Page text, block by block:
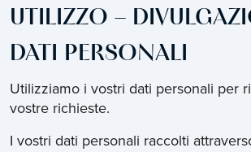
UTILIZZO –
DATI PERSONALI
Utilizziamo i vostri dati personali per
vostre richieste.
I vostri dati personali raccolti